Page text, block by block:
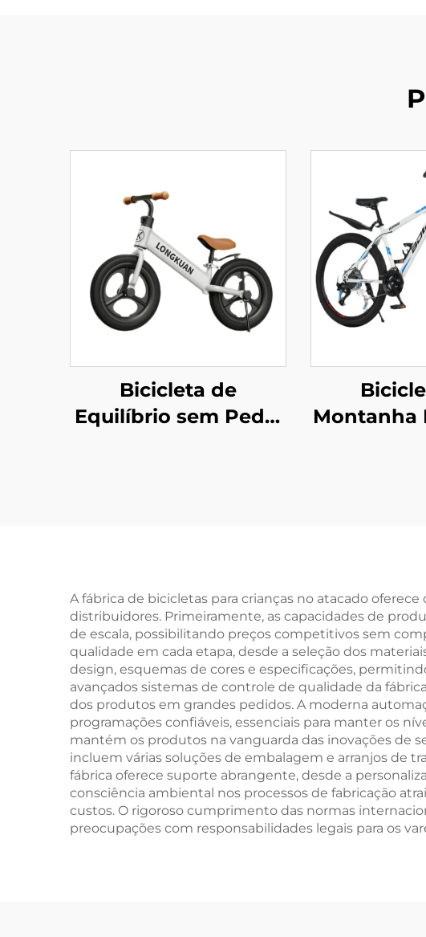
Bicicleta de
Equilíbrio sem Pedal
Montanha
Comum,
Material
A fábrica de bicicletas para crianças no atacado
distribuidores. Primeiramente, as capacidades de
de escala, possibilitando preços competitivos sem
qualidade em cada etapa, desde a seleção dos
design, esquemas de cores e especificações,
avançados sistemas de controle de qualidade da
dos produtos em grandes pedidos. A moderna
programações confiáveis, essenciais para manter os
mantém os produtos na vanguarda das inovações de
incluem várias soluções de embalagem e arranjos de
fábrica oferece suporte abrangente, desde a
consciência ambiental nos processos de fabricação
custos. O rigoroso cumprimento das normas
preocupações com responsabilidades legais para os